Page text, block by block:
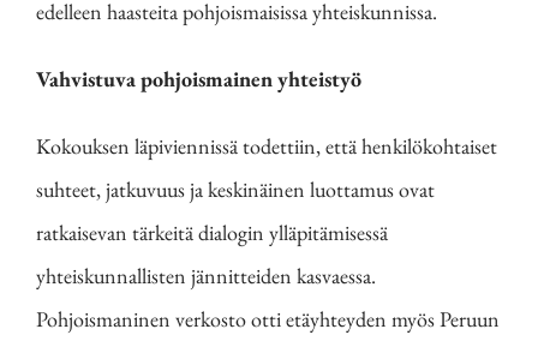
edelleen haasteita pohjoismaisissa yhteiskunnissa.
Vahvistuva pohjoismainen yhteistyö
Kokouksen läpiviennissä todettiin, että henkilökohtaiset
suhteet, jatkuvuus ja keskinäinen luottamus ovat
ratkaisevan tärkeitä dialogin ylläpitämisessä
yhteiskunnallisten jännitteiden kasvaessa.
Pohjoismaninen verkosto otti etäyhteyden myös Peruun